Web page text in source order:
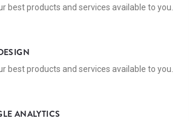
best products and services available to you.
best products and services available to you.
ANALYTICS